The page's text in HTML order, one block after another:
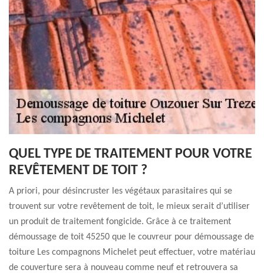
QUEL TYPE DE TRAITEMENT POUR VOTRE
REVÊTEMENT DE TOIT ?
A priori, pour désincruster les végétaux parasitaires qui se
trouvent sur votre revêtement de toit, le mieux serait d’utiliser
un produit de traitement fongicide. Grâce à ce traitement
démoussage de toit 45250 que le couvreur pour démoussage de
toiture Les compagnons Michelet peut effectuer, votre matériau
de couverture sera à nouveau comme neuf et retrouvera sa